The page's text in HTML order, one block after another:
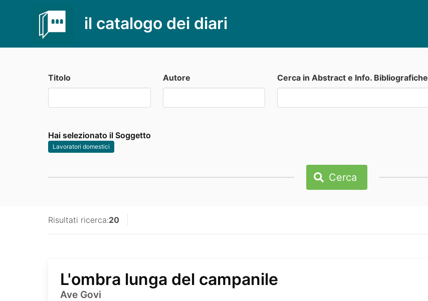
il catalogo dei diari
Titolo Autore Cerca in Abstract e Info. Bibliografiche
Hai selezionato il Soggetto
Lavoratori domestici
Cerca
Risultati ricerca:20
L'ombra lunga del campanile
Ave Govi